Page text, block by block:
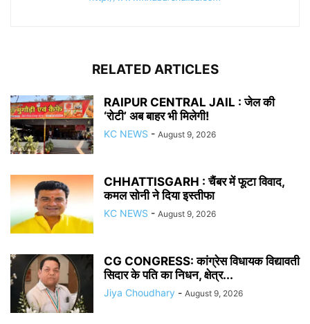
RELATED ARTICLES
RAIPUR CENTRAL JAIL : जेल की
‘रोटी’ अब बाहर भी मिलेगी!
KC NEWS - August 9, 2026
CHHATTISGARH : चैंबर में फूटा विवाद,
कमल सोनी ने दिया इस्तीफा
KC NEWS - August 9, 2026
CG CONGRESS: कांग्रेस विधायक विद्यावती
सिदार के पति का निधन, क्षेत्र...
Jiya Choudhary - August 9, 2026